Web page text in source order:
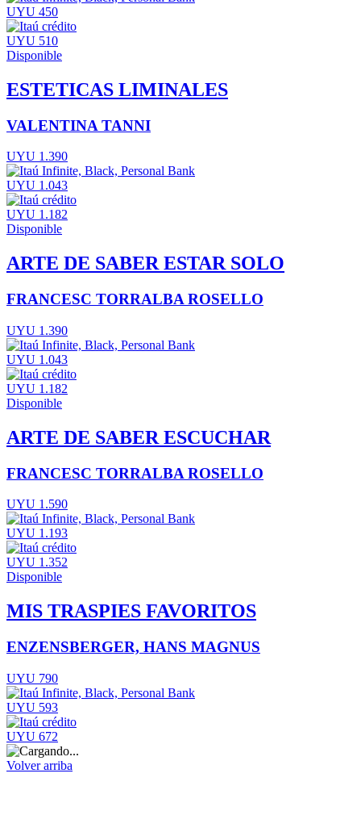
UYU 450
UYU 510
Disponible
ESTETICAS LIMINALES
VALENTINA TANNI
UYU 1.390
UYU 1.043
UYU 1.182
Disponible
ARTE DE SABER ESTAR SOLO
FRANCESC TORRALBA ROSELLO
UYU 1.390
UYU 1.043
UYU 1.182
Disponible
ARTE DE SABER ESCUCHAR
FRANCESC TORRALBA ROSELLO
UYU 1.590
UYU 1.193
UYU 1.352
Disponible
MIS TRASPIES FAVORITOS
ENZENSBERGER, HANS MAGNUS
UYU 790
UYU 593
UYU 672
Volver arriba